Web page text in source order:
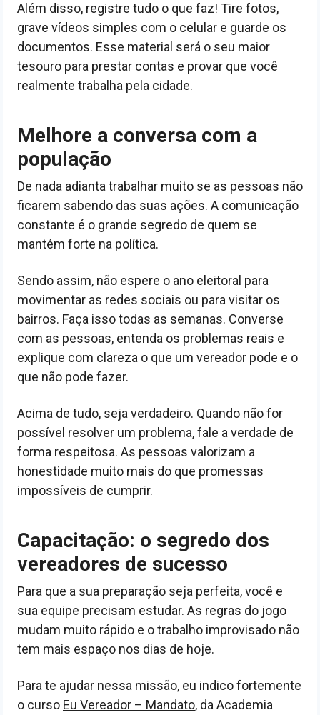
Além disso, registre tudo o que faz! Tire fotos,
grave vídeos simples com o celular e guarde os
documentos. Esse material será o seu maior
tesouro para prestar contas e provar que você
realmente trabalha pela cidade.
Melhore a conversa com a
população
De nada adianta trabalhar muito se as pessoas não
ficarem sabendo das suas ações. A comunicação
constante é o grande segredo de quem se
mantém forte na política.
Sendo assim, não espere o ano eleitoral para
movimentar as redes sociais ou para visitar os
bairros. Faça isso todas as semanas. Converse
com as pessoas, entenda os problemas reais e
explique com clareza o que um vereador pode e o
que não pode fazer.
Acima de tudo, seja verdadeiro. Quando não for
possível resolver um problema, fale a verdade de
forma respeitosa. As pessoas valorizam a
honestidade muito mais do que promessas
impossíveis de cumprir.
Capacitação: o segredo dos
vereadores de sucesso
Para que a sua preparação seja perfeita, você e
sua equipe precisam estudar. As regras do jogo
mudam muito rápido e o trabalho improvisado não
tem mais espaço nos dias de hoje.
Para te ajudar nessa missão, eu indico fortemente
o curso Eu Vereador – Mandato, da Academia